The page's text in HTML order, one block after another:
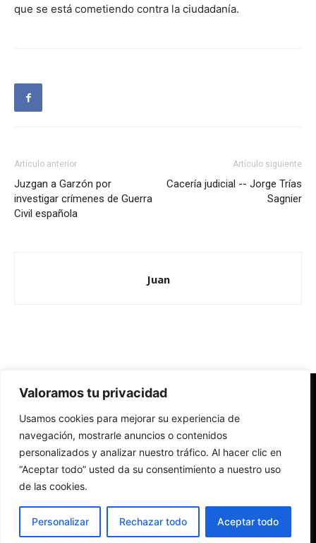
Valoramos tu privacidad
Usamos cookies para mejorar su experiencia de
navegación, mostrarle anuncios o contenidos
personalizados y analizar nuestro tráfico. Al hacer clic en
“Aceptar todo” usted da su consentimiento a nuestro uso
de las cookies.
Personalizar Rechazar todo Aceptar todo
que se está cometiendo contra la ciudadanía.
Artículo anterior
Juzgan a Garzón por
investigar crímenes de Guerra
Civil española
Artículo siguiente
Cacería judicial -- Jorge Trías
Sagnier
Juan
Redes Cristianas
Una mirada alternativa sobre la Iglesia católica y la sociedad
- Colectivos de Redes Cristianas